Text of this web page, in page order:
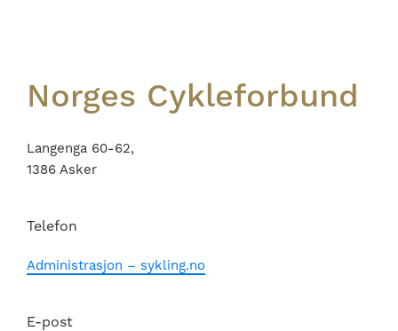
Norges Cykleforbund
Langenga 60-62,
1386 Asker
Telefon
Administrasjon – sykling.no
E-post